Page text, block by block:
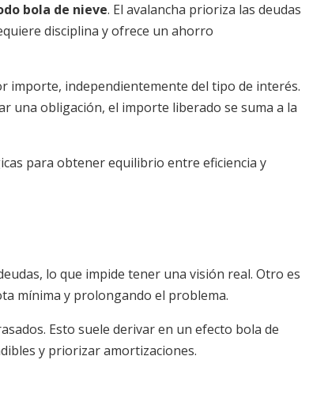
bola de nieve. El avalancha prioriza las deudas
disciplina y ofrece un ahorro
importe, independientemente del tipo de interés.
una obligación, el importe liberado se suma a la
para obtener equilibrio entre eficiencia y
lo que impide tener una visión real. Otro es
mínima y prolongando el problema.
Esto suele derivar en un efecto bola de
y priorizar amortizaciones.